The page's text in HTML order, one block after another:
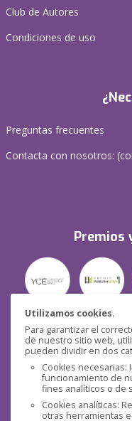
Utilizamos cookies.
Para garantizar el
de nuestro sitio web,
pueden dividir en dos
Cookies necesarias:
funcionamiento de
fines analíticos o de
Cookies analíticas:
otras herramientas
Club de Autores
Condiciones de uso
Preguntas frecuentes
Contacta con nosotros: (
Premios